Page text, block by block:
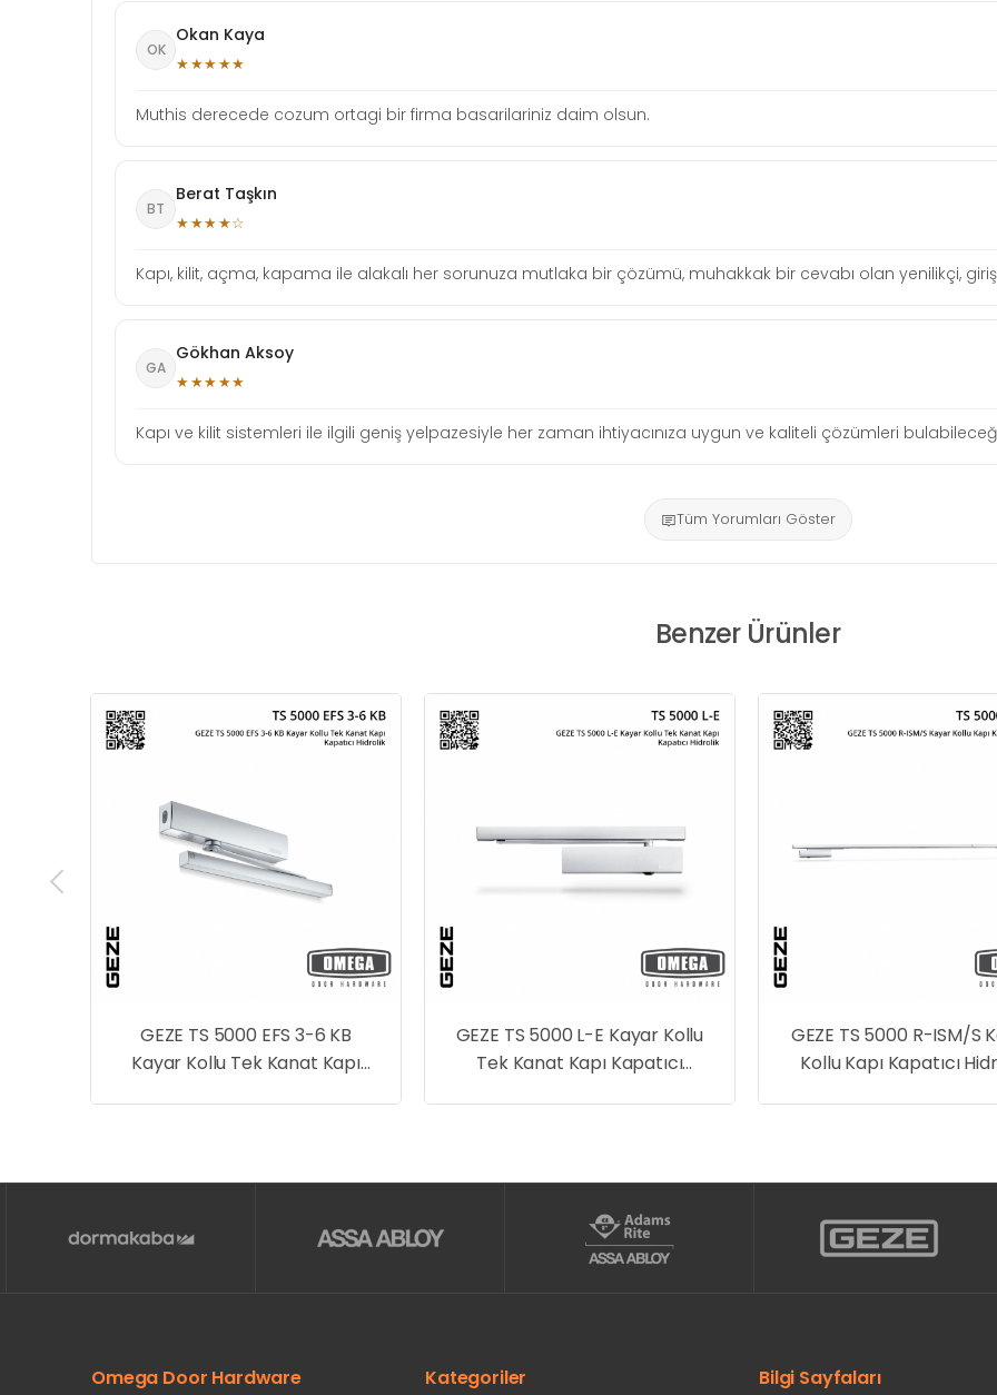
OK
Okan Kaya
★★★★★
Muthis derecede cozum ortagi bir firma basarilariniz daim olsun.
BT
Berat Taşkın
★★★★☆
Kapı, kilit, açma, kapama ile alakalı her sorunuza mutlaka bir çözümü, muhakkak bir cevabı olan yenilikçi,
GA
Gökhan Aksoy
★★★★★
Kapı ve kilit sistemleri ile ilgili geniş yelpazesiyle her zaman ihtiyacınıza uygun ve kaliteli çözümleri
Tüm Yorumları Göster
Benzer Ürünler
GEZE TS 5000 L-E Kayar Kollu
Tek Kanat Kapı Kapatıcı
GEZE TS 5000 R-ISM/S Kayar
Kollu Kapı Kapatıcı Hidrolik
GEZE TS 5000
Serbest Salınım
Omega Door Hardware Kategoriler Bilgi Sayfaları